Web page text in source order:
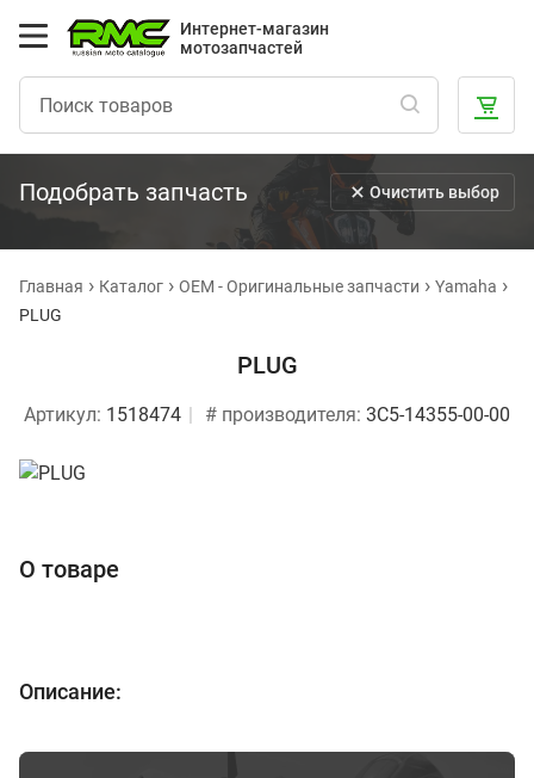
Интернет-магазин
мотозапчастей
Подобрать запчасть Очистить выбор
Главная Каталог OEM - Оригинальные запчасти
Yamaha
PLUG
PLUG
Артикул: 1518474 # производителя: 3C5-14355-00-00
О товаре
Описание: